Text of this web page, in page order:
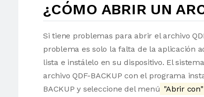
¿CÓMO ABRIR UN
Si tiene problemas para abrir el archivo
problema es solo la falta de la aplicación
lista e instálelo en su dispositivo. El
archivo QDF-BACKUP con el programa
BACKUP y seleccione del menú "Abrir con"